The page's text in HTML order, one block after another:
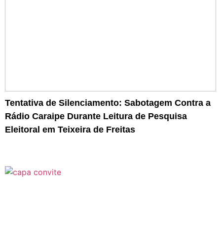
Tentativa de Silenciamento: Sabotagem Contra a
Rádio Caraipe Durante Leitura de Pesquisa
Eleitoral em Teixeira de Freitas